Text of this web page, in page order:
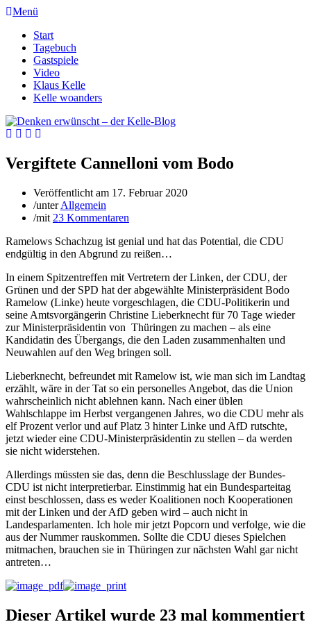
Menü
Start
Tagebuch
Gastspiele
Video
Klaus Kelle
Kelle woanders
Vergiftete Cannelloni vom Bodo
Veröffentlicht am 17. Februar 2020
/unterAllgemein
/mit 23 Kommentaren
Ramelows Schachzug ist genial und hat das Potential, die CDU
endgültig in den Abgrund zu reißen…
In einem Spitzentreffen mit Vertretern der Linken, der CDU, der
Grünen und der SPD hat der abgewählte Ministerpräsident Bodo
Ramelow (Linke) heute vorgeschlagen, die CDU-Politikerin und
seine Amtsvorgängerin Christine Lieberknecht für 70 Tage wieder
zur Ministerpräsidentin von Thüringen zu machen – als eine
Kandidatin des Übergangs, die den Laden zusammenhalten und
Neuwahlen auf den Weg bringen soll.
Lieberknecht, befreundet mit Ramelow ist, wie man sich im Landtag
erzählt, wäre in der Tat so ein personelles Angebot, das die Union
wahrscheinlich nicht ablehnen kann. Nach einer üblen
Wahlschlappe im Herbst vergangenen Jahres, wo die CDU mehr als
elf Prozent verlor und auf Platz 3 hinter Linke und AfD rutschte,
jetzt wieder eine CDU-Ministerpräsidentin zu stellen – da werden
sie nicht widerstehen.
Allerdings müssten sie das, denn die Beschlusslage der Bundes-
CDU ist nicht interpretierbar. Einstimmig hat ein Bundesparteitag
einst beschlossen, dass es weder Koalitionen noch Kooperationen
mit der Linken und der AfD geben wird – auch nicht in
Landesparlamenten. Ich hole mir jetzt Popcorn und verfolge, wie die
aus der Nummer rauskommen. Sollte die CDU dieses Spielchen
mitmachen, brauchen sie in Thüringen zur nächsten Wahl gar nicht
antreten…
Dieser Artikel wurde 23 mal kommentiert